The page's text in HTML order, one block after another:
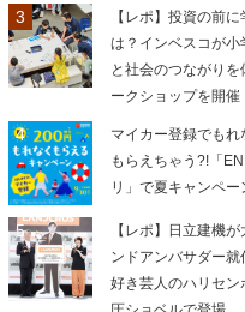
【レポ】投資の前
は？インベスコが小
と社会のつながり
ークショップを開催
マイカー登録でも
もらえちゃう?!「
リ」で夏キャンペー
【レポ】日立建機
ンドアンバサダー
好き芸人のハリセン